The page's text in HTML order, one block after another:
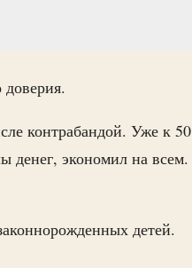
контрабандой. Уже к 50
денег, экономил на всем.
детей.